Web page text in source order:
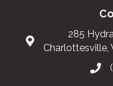
Eventos
Revista